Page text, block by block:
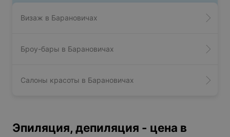
Визаж в Барановичах
Броу-бары в Барановичах
Салоны красоты в Барановичах
Эпиляция, депиляция - цена в